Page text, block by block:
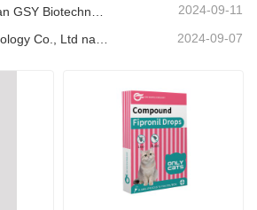
2024-09-11
2024-09-07